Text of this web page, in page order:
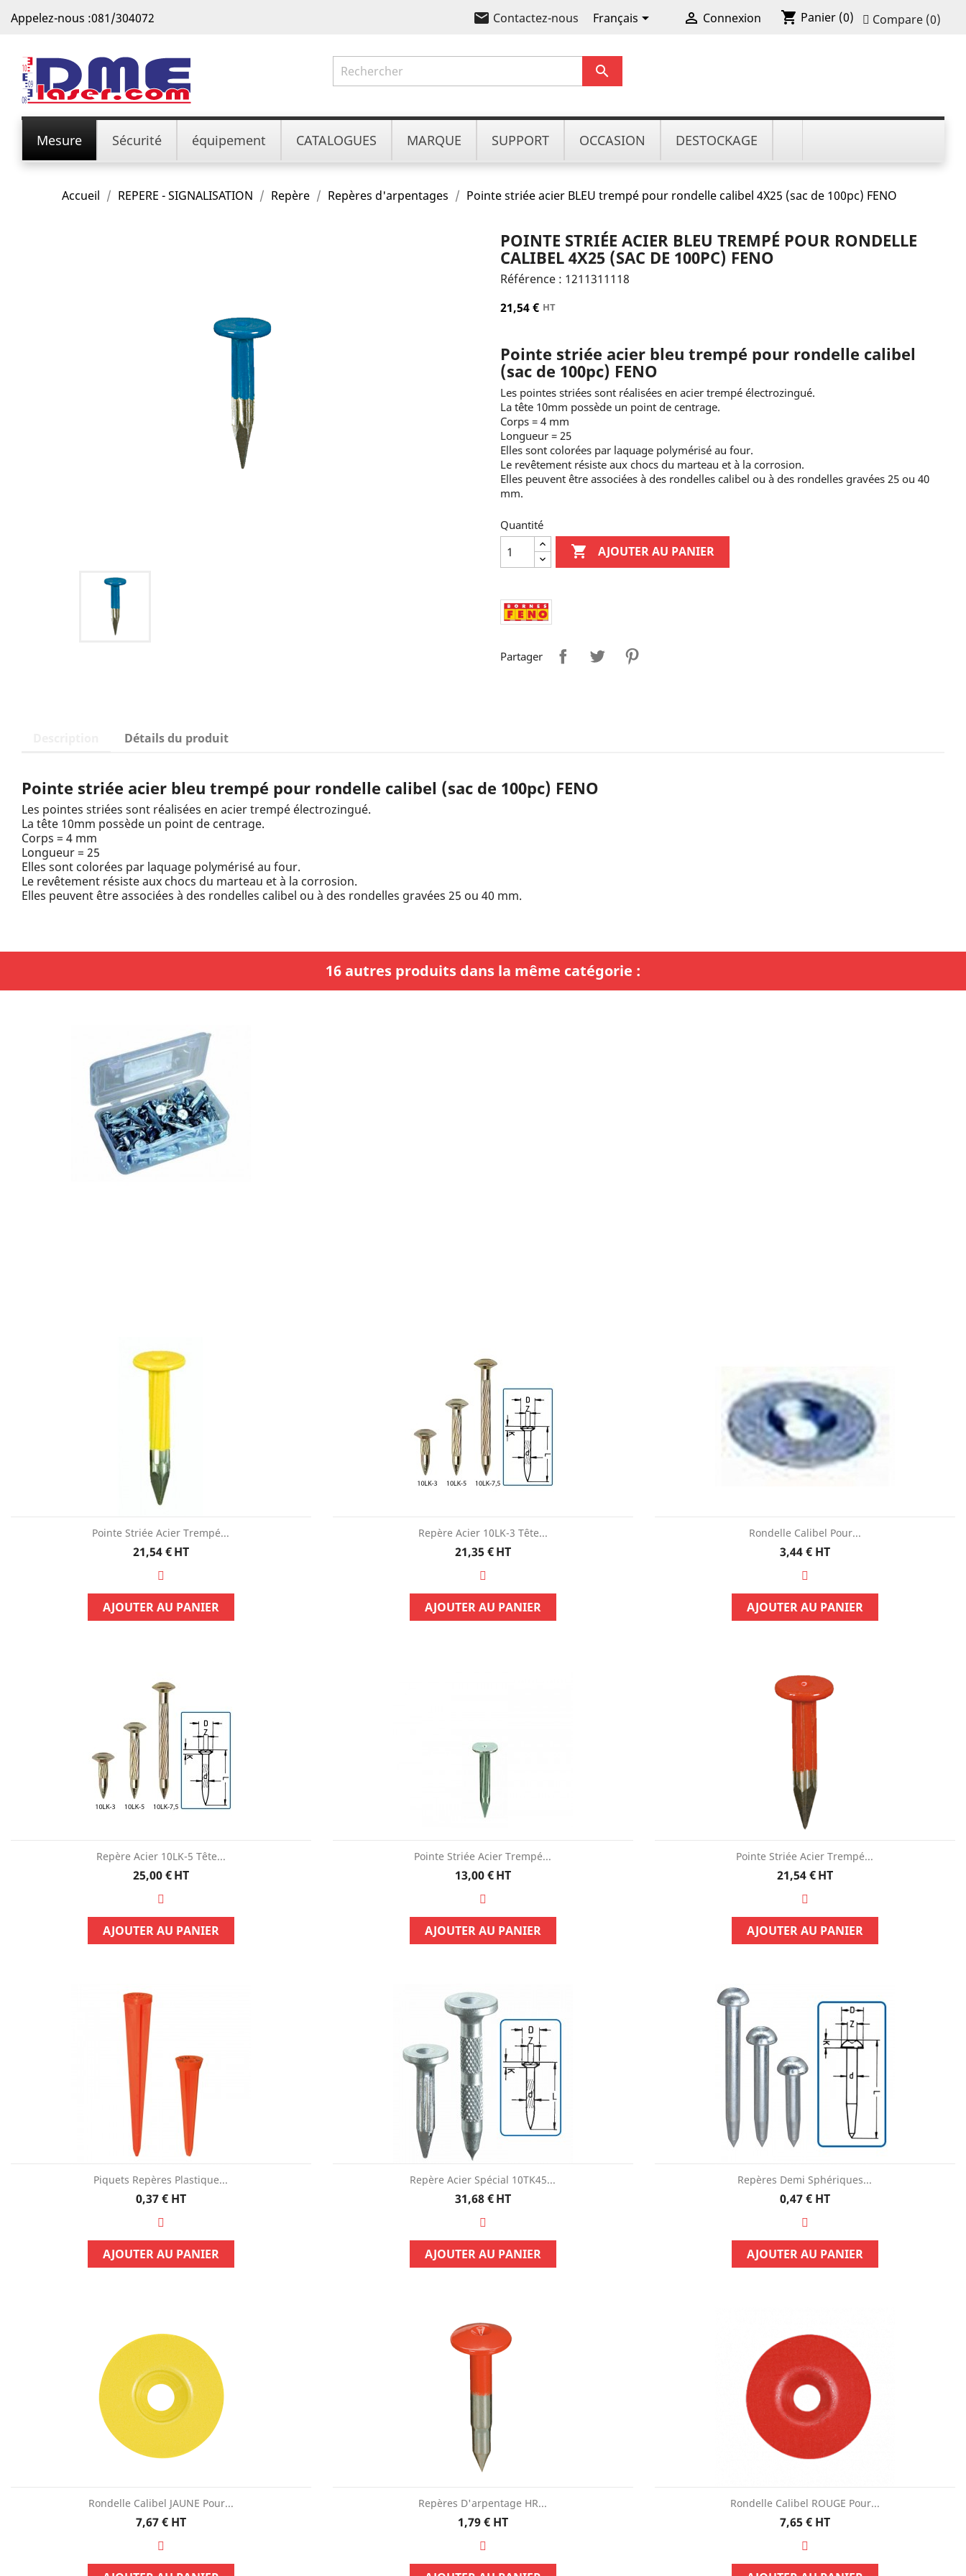
Appelez-nous :081/304072 email Contactez-nous Français  Connexion shopping_cart Panier (0) Compare (0)

Mesure Sécurité équipement CATALOGUES MARQUE SUPPORT OCCASION DESTOCKAGE
Accueil REPERE - SIGNALISATION Repère Repères d'arpentages Pointe striée acier BLEU trempé pour rondelle calibel 4X25 (sac de 100pc) FENO
POINTE STRIÉE ACIER BLEU TREMPÉ POUR RONDELLE
CALIBEL 4X25 (SAC DE 100PC) FENO
Référence : 1211311118
21,54 € HT
Pointe striée acier bleu trempé pour rondelle calibel
(sac de 100pc) FENO
Les pointes striées sont réalisées en acier trempé électrozingué.
La tête 10mm possède un point de centrage.
Corps = 4 mm
Longueur = 25
Elles sont colorées par laquage polymérisé au four.
Le revêtement résiste aux chocs du marteau et à la corrosion.
Elles peuvent être associées à des rondelles calibel ou à des rondelles gravées 25 ou 40
mm.
Quantité
 AJOUTER AU PANIER
Partager
Détails du produit
Pointe striée acier bleu trempé pour rondelle calibel (sac de 100pc) FENO
Les pointes striées sont réalisées en acier trempé électrozingué.
La tête 10mm possède un point de centrage.
Corps = 4 mm
Longueur = 25
Elles sont colorées par laquage polymérisé au four.
Le revêtement résiste aux chocs du marteau et à la corrosion.
Elles peuvent être associées à des rondelles calibel ou à des rondelles gravées 25 ou 40 mm.
16 autres produits dans la même catégorie :
Pointe Striée Acier Trempé...
Prix
21,54 €HT
AJOUTER AU PANIER
Repère Acier 10LK-3 Tête...
Prix
21,35 €HT
AJOUTER AU PANIER
Rondelle Calibel Pour...
Prix
3,44 € HT
AJOUTER AU PANIER
Repère Acier 10LK-5 Tête...
Prix
25,00 €HT
AJOUTER AU PANIER
Pointe Striée Acier Trempé...
Prix
13,00 €HT
AJOUTER AU PANIER
Pointe Striée Acier Trempé...
Prix
21,54 €HT
AJOUTER AU PANIER
Piquets Repères Plastique...
Prix
0,37 € HT
AJOUTER AU PANIER
Repère Acier Spécial 10TK45...
Prix
31,68 €HT
AJOUTER AU PANIER
Repères Demi Sphériques...
Prix
0,47 € HT
AJOUTER AU PANIER
Rondelle Calibel JAUNE Pour...
Prix
7,67 € HT
Repères D'arpentage HR...
Prix
1,79 € HT
Rondelle Calibel ROUGE Pour...
Prix
7,65 € HT